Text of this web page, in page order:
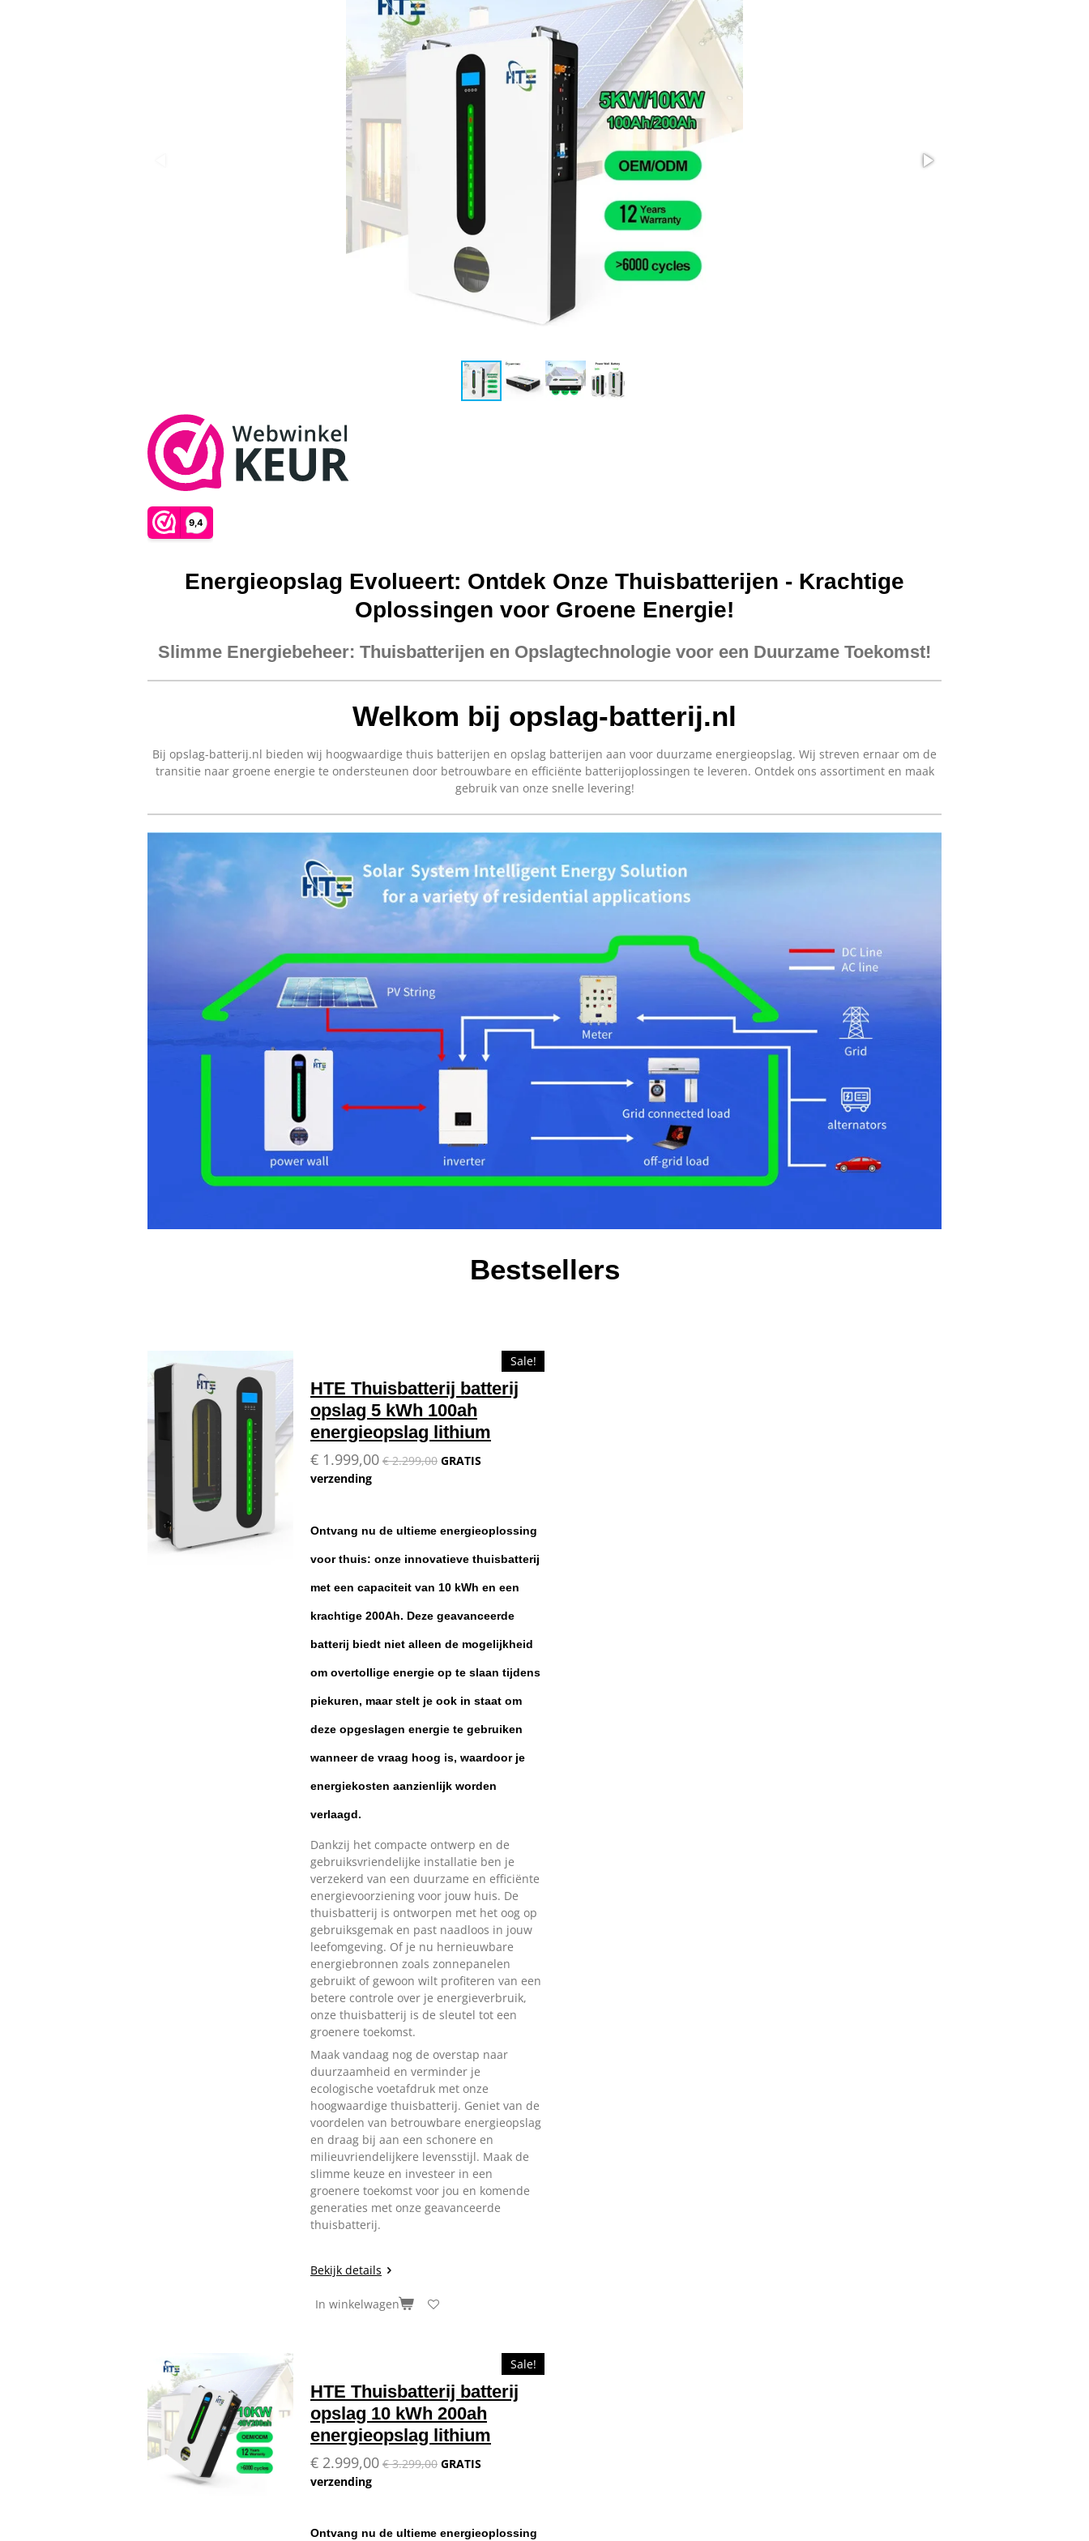
Energieopslag Evolueert: Ontdek Onze Thuisbatterijen - Krachtige
Oplossingen voor Groene Energie!
Slimme Energiebeheer: Thuisbatterijen en Opslagtechnologie voor een Duurzame Toekomst!
Welkom bij opslag-batterij.nl
Bij opslag-batterij.nl bieden wij hoogwaardige thuis batterijen en opslag batterijen aan voor duurzame energieopslag. Wij streven ernaar om de
transitie naar groene energie te ondersteunen door betrouwbare en efficiënte batterijoplossingen te leveren. Ontdek ons assortiment en maak
gebruik van onze snelle levering!
Bestsellers
Sale!
HTE Thuisbatterij batterij
opslag 5 kWh 100ah
energieopslag lithium
€ 1.999,00 € 2.299,00 GRATIS
verzending
Ontvang nu de ultieme energieoplossing
voor thuis: onze innovatieve thuisbatterij
met een capaciteit van 10 kWh en een
krachtige 200Ah. Deze geavanceerde
batterij biedt niet alleen de mogelijkheid
om overtollige energie op te slaan tijdens
piekuren, maar stelt je ook in staat om
deze opgeslagen energie te gebruiken
wanneer de vraag hoog is, waardoor je
energiekosten aanzienlijk worden
verlaagd.
Dankzij het compacte ontwerp en de
gebruiksvriendelijke installatie ben je
verzekerd van een duurzame en efficiënte
energievoorziening voor jouw huis. De
thuisbatterij is ontworpen met het oog op
gebruiksgemak en past naadloos in jouw
leefomgeving. Of je nu hernieuwbare
energiebronnen zoals zonnepanelen
gebruikt of gewoon wilt profiteren van een
betere controle over je energieverbruik,
onze thuisbatterij is de sleutel tot een
groenere toekomst.
Maak vandaag nog de overstap naar
duurzaamheid en verminder je
ecologische voetafdruk met onze
hoogwaardige thuisbatterij. Geniet van de
voordelen van betrouwbare energieopslag
en draag bij aan een schonere en
milieuvriendelijkere levensstijl. Maak de
slimme keuze en investeer in een
groenere toekomst voor jou en komende
generaties met onze geavanceerde
thuisbatterij.
Bekijk details
In winkelwagen
Sale!
HTE Thuisbatterij batterij
opslag 10 kWh 200ah
energieopslag lithium
€ 2.999,00 € 3.299,00 GRATIS
verzending
Ontvang nu de ultieme energieoplossing